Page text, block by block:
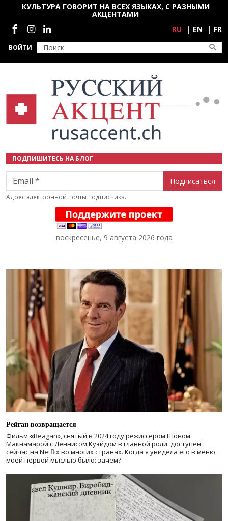
Перейти к основному содержанию
ВОЙТИ
КУЛЬТУРА ГОВОРИТ НА ВСЕХ ЯЗЫКАХ, С РАЗНЫМИ
АКЦЕНТАМИ
Социальные сети
RU EN FR
ПОДПИШИТЕСЬ НА БЛОГ
Email
Адрес электронной почты подписчика.
воскресенье, 9 августа 2026 года
Рейган возвращается
Фильм «Reagan», снятый в 2024 годурежиссером Шоном
Макнамарой с Деннисом Куэйдом в главной роли, доступен
сейчас на Netflix во многих странах. Когда я увидела его в меню,
моей первой мыслью было: зачем?